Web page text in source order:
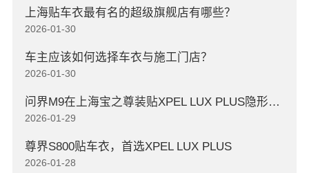
上海贴车衣最有名的超级旗舰店有哪些？
2026-01-30
车主应该如何选择车衣与施工门店？
2026-01-30
问界M9在上海宝之尊装贴XPEL LUX PLUS隐形车衣
2026-01-29
尊界S800贴车衣，首选XPEL LUX PLUS
2026-01-28